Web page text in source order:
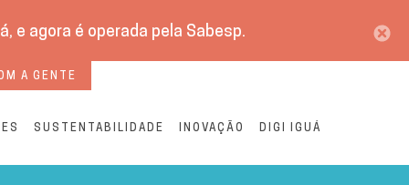
e agora é operada pela Sabesp.
A GENTE
SUSTENTABILIDADE INOVAÇÃO DIGI IGUÁ
homenagem ao Dia